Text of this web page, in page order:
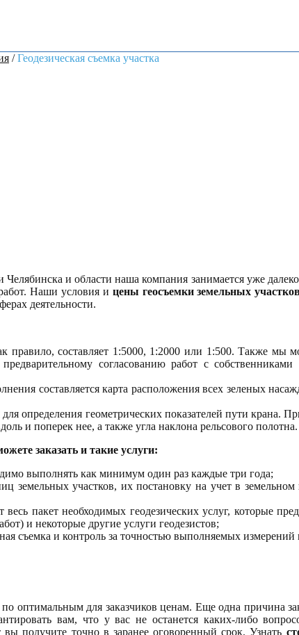
/Геодезическая съемка участка
и области наша компания занимается уже
Наши условия и цены геосъемки земельных
деятельности.
правило, составляет 1:5000, 1:2000 или 1:500. Также мы
согласованию работ с собственниками
составляется карта расположения всех зеленых
определения геометрических показателей пути крана.
и поперек нее, а также угла наклона рельсового полотна.
заказать и такие услуги:
выполнять как минимум один раз каждые три года;
земельных участков, их постановку на учет в земельном
весь пакет необходимых геодезических услуг, которые
и некоторые другие услуги геодезистов;
съемка и контроль за точностью выполняемых измерений
по оптимальным для заказчиков ценам. Еще одна причина
вам, что у вас не останется каких-либо
получите точно в заранее оговоренный срок. Узнать